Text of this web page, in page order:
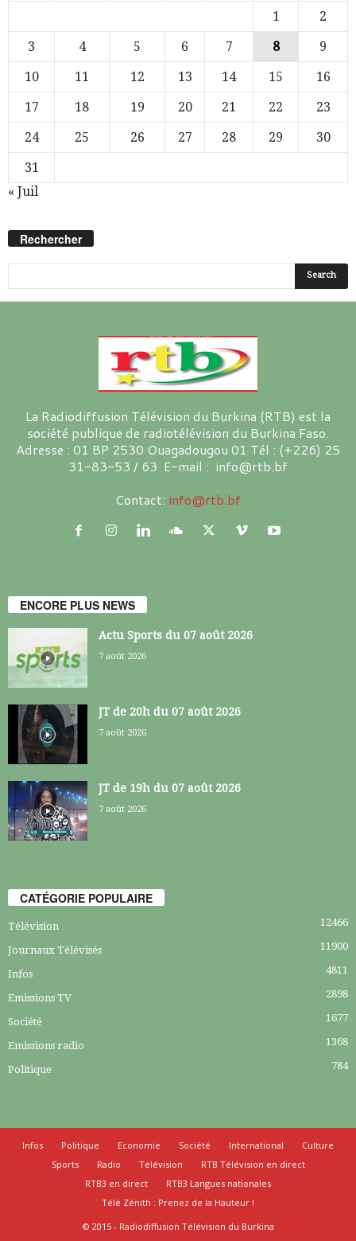
1
2
3
4 5 6 7 8
9
10
11 12 13 14 15
16
17
18 19 20 21 22
23
24
25 26 27 28 29
30
31
« Juil
Rechercher
La Radiodiffusion Télévision du Burkina (RTB) est la
société publique de radiotélévision du Burkina Faso.
Adresse : 01 BP 2530 Ouagadougou 01 Tél : (+226) 25
31-83-53 / 63 E-mail : info@rtb.bf
Contact: info@rtb.bf
ENCORE PLUS NEWS
Actu Sports du 07 août 2026
7 août 2026
JT de 20h du 07 août 2026
7 août 2026
JT de 19h du 07 août 2026
7 août 2026
CATÉGORIE POPULAIRE
Télévision 12466
Journaux Télévisés 11900
Infos 4811
Emissions TV 2898
Société 1677
Emissions radio 1368
Politique 784
Infos Politique Economie Société International
Culture
Sports
Radio Télévision
RTB Télévision en direct
RTB3 en direct
RTB3 Langues nationales
Télé Zénith : Prenez de la Hauteur !
© 2015 - Radiodiffusion Télévision du Burkina